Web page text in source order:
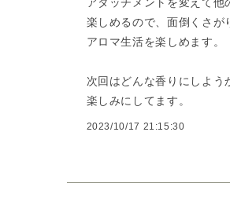
楽しめるので、面倒くさが
アロマ生活を楽しめます。
次回はどんな香りにしよう
楽しみにしてます。
2023/10/17 21:15:30